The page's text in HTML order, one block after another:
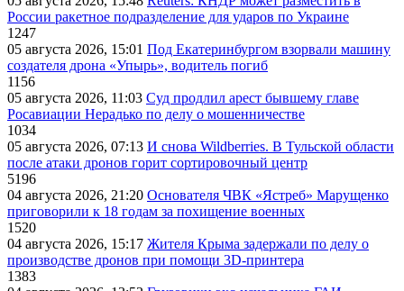
России ракетное подразделение для ударов по Украине
1247
05 августа 2026, 15:01 Под Екатеринбургом взорвали машину
создателя дрона «Упырь», водитель погиб
1156
05 августа 2026, 11:03 Суд продлил арест бывшему главе
Росавиации Нерадько по делу о мошенничестве
1034
05 августа 2026, 07:13 И снова Wildberries. В Тульской области
после атаки дронов горит сортировочный центр
5196
04 августа 2026, 21:20 Основателя ЧВК «Ястреб» Марущенко
приговорили к 18 годам за похищение военных
1520
04 августа 2026, 15:17 Жителя Крыма задержали по делу о
производстве дронов при помощи 3D‑принтера
1383